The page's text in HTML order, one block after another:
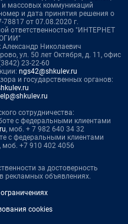
массовых коммуникаций
и дата принятия решения о
от 07.08.2020 г.
ответственностью "ИНТЕРНЕТ
Александр Николаевич
ул. 50 лет Октября, д. 11, офис
23-22-60
ngs42@shkulev.ru
и государственных органов:
сотрудничества:
с федеральными клиентами
, моб. + 7 982 640 34 32
с федеральными клиентами
, моб. +7 910 402 4056
за достоверность
рекламных объявлениях.
cookies